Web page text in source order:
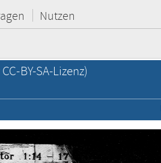
Nutzen
BY-SA-Lizenz)